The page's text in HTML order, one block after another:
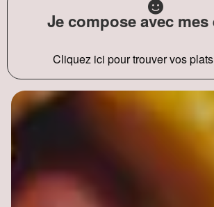
Je compose avec mes
Cliquez ici pour trouver vos